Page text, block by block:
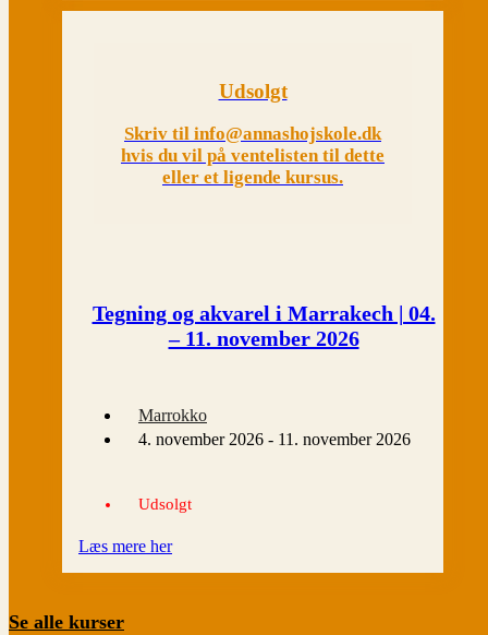
Udsolgt
Skriv til info@annashojskole.dk
hvis du vil på ventelisten til dette
eller et ligende kursus.
Tegning og akvarel i Marrakech | 04.
– 11. november 2026
Marrokko
4. november 2026 - 11. november 2026
Udsolgt
Læs mere her
Se alle kurser